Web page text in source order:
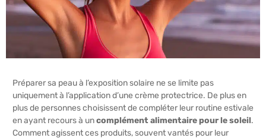
Préparer sa peau à l’exposition solaire ne se limite pas
uniquement à l’application d’une crème protectrice. De plus en
plus de personnes choisissent de compléter leur routine estivale
en ayant recours à uncomplément alimentaire pour le soleil.
Comment agissent ces produits, souvent vantés pour leur